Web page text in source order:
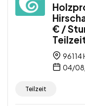
€ /
96114
04/
Teilzeit